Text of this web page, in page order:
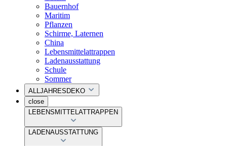
Bauernhof
Maritim
Pflanzen
Schirme, Laternen
China
Lebensmittelattrappen
Ladenausstattung
Schule
Sommer
ALLJAHRESDEKO
close
LEBENSMITTELATTRAPPEN
LADENAUSSTATTUNG